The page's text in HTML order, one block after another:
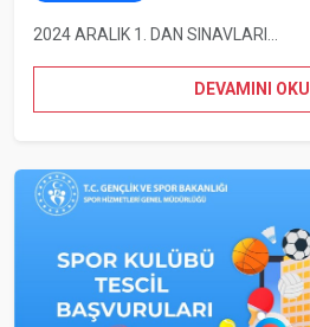
2024 ARALIK 1. DAN SINAVLARI...
DEVAMINI OKU